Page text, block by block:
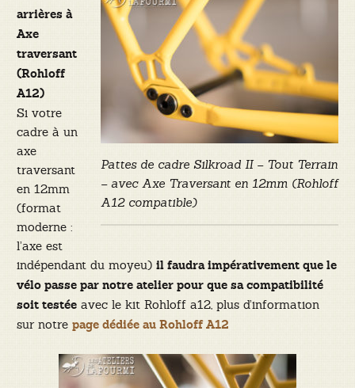
Pattes de cadre Silkroad II – Tout Terrain
– avec Axe Traversant en 12mm (Rohloff
A12 compatible)
arrières à
Axe
traversant
(Rohloff
A12)
Si votre
cadre à un
axe
traversant
en 12mm
(format
moderne :
l’axe est
indépendant du moyeu) il faudra impérativement que le
vélo passe par notre atelier pour que sa compatibilité
soit testéeavec le kit Rohloff a12, plus d’information
sur notre page dédiée au Rohloff A12